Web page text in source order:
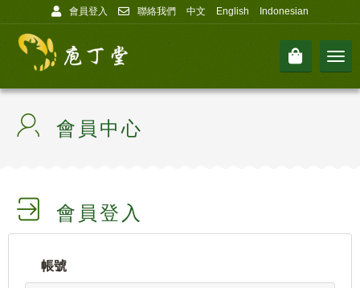
會員登入 聯絡我們 中文 English Indonesian
會員中心
會員登入
帳號